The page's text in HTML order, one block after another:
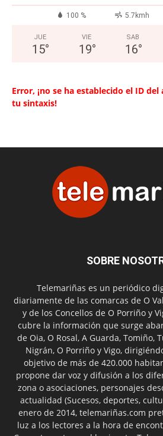
100 % 5.7kmh
JUE
15°
VIE
19°
SAB
16°
Error, ¡no se ha establecido el ID del
tu sintaxis!
SOBRE
Telemariñas es un periódico
diariamente de las comarcas de O
y de los Concellos de O Porriño y
cubre la información que surge
de Oia, O Rosal, A Guarda, Tomiño,
Nigrán, O Porriño y Vigo,
objetivo de más de 420.000
propone dar voz y difusión a los
zona o asociaciones, personajes
actualidad (Sucesos, deportes,
enero de 2014, telemariñas.com
luz a los lectores a la hora de